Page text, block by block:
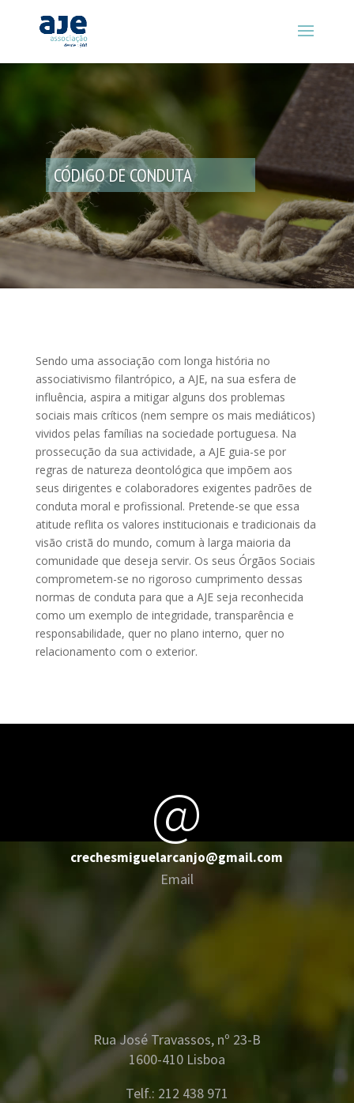
CÓDIGO DE CONDUTA
Sendo uma associação com longa história no
associativismo filantrópico, a AJE, na sua esfera de
influência, aspira a mitigar alguns dos problemas
sociais mais críticos (nem sempre os mais mediáticos)
vividos pelas famílias na sociedade portuguesa. Na
prossecução da sua actividade, a AJE guia-se por
regras de natureza deontológica que impõem aos
seus dirigentes e colaboradores exigentes padrões de
conduta moral e profissional. Pretende-se que essa
atitude reflita os valores institucionais e tradicionais da
visão cristã do mundo, comum à larga maioria da
comunidade que deseja servir. Os seus Órgãos Sociais
comprometem-se no rigoroso cumprimento dessas
normas de conduta para que a AJE seja reconhecida
como um exemplo de integridade, transparência e
responsabilidade, quer no plano interno, quer no
relacionamento com o exterior.
@
crechesmiguelarcanjo@gmail.com
Email
Rua José Travassos, nº 23-B
1600-410 Lisboa
Telf.: 212 438 971